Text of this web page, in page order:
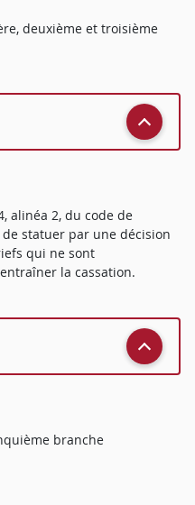
deuxième et troisième
alinéa 2, du code de
statuer par une décision
qui ne sont
la cassation.
branche